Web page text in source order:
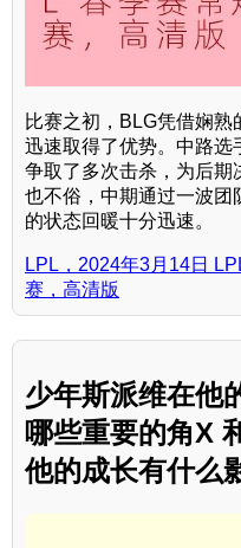
比赛之初，BLG凭借娴
迅速取得了优势。中路选
争取了多次击杀，为后
也不俗，中期通过一波团
的状态回暖十分迅速。
LPL，2024年3月14日
赛，高清版
少年斯派维在他
哪些重要的角X
他的成长有什么